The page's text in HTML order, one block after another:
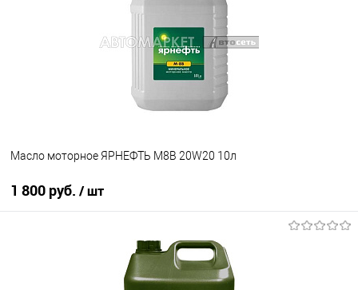
Масло моторное ЯРНЕФТЬ М8В 20W20 10л
1 800 руб. / шт
В наличии